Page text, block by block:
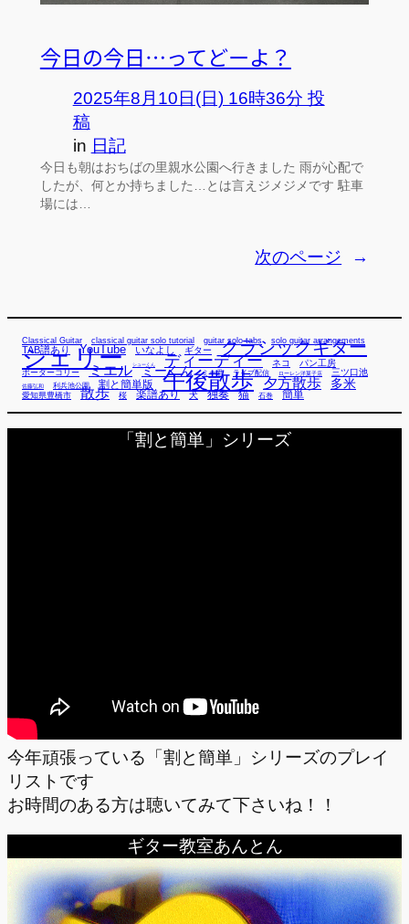
今日の今日…ってどーよ？
2025年8月10日(日) 16時36分 投
稿
in 日記
今日も朝はおちばの里親水公園へ行きました 雨が心配で
したが、何とか持ちました…とは言えジメジメです 駐車
場には…
次のページ →
Classical Guitar classical guitar solo tutorial guitar solo tabs solo guitar arrangements
TAB譜あり YouTube いなよし ギター クラシックギター
シェリー シューくん ディーディー ネコ パン工房
ボーダーコリー ミエル ミーくん ミー君 ライブ配信 ローレン洋菓子店 三ツ口池
佐藤弘和 利兵池公園 割と簡単版 午後散歩 夕方散歩 多米
愛知県豊橋市 散歩 桜 楽譜あり 犬 独奏 猫 石巻 簡単
「割と簡単」シリーズ
今年頑張っている「割と簡単」シリーズのプレイ
リストです
お時間のある方は聴いてみて下さいね！！
ギター教室あんとん